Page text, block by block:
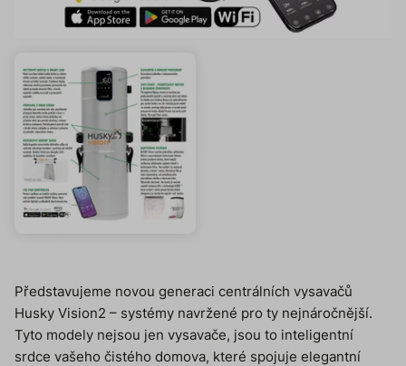
Představujeme novou generaci centrálních vysavačů
Husky Vision2 – systémy navržené pro ty nejnáročnější.
Tyto modely nejsou jen vysavače, jsou to inteligentní
srdce vašeho čistého domova, které spojuje elegantní